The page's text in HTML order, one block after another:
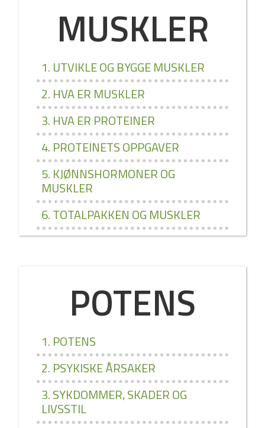
MUSKLER
1. UTVIKLE OG BYGGE MUSKLER
2. HVA ER MUSKLER
3. HVA ER PROTEINER
4. PROTEINETS OPPGAVER
5. KJØNNSHORMONER OG
MUSKLER
6. TOTALPAKKEN OG MUSKLER
POTENS
1. POTENS
2. PSYKISKE ÅRSAKER
3. SYKDOMMER, SKADER OG
LIVSSTIL